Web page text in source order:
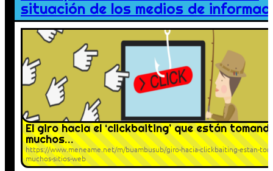
situación de los medios de
El giro hacia el ‘clickbaiting’ que están
muchos…
https://www.meneame.net/m/buambusub/giro-hacia-clickbaiting-estan-
muchos-sitios-web